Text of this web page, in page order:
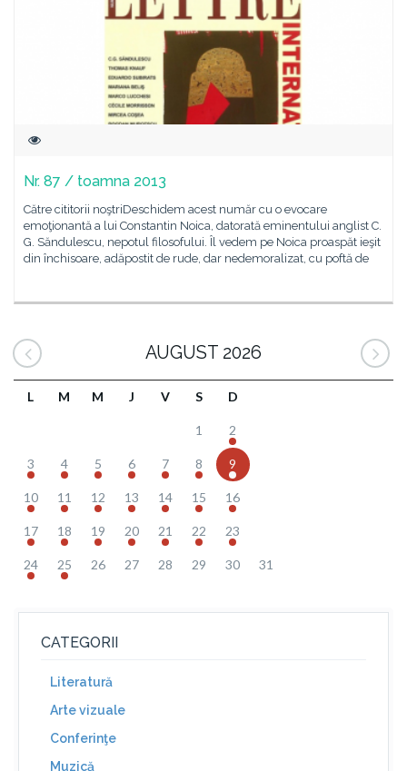
Nr. 87 / toamna 2013
Către cititorii noştriDeschidem acest număr cu o evocare
emoţionantă a lui Constantin Noica, datorată eminentului anglist C.
G. Săndulescu, nepotul filosofului. Îl vedem pe Noica proaspăt ieşit
din închisoare, adăpostit de rude, dar nedemoralizat, cu poftă de
AUGUST 2026
L M M J V S D
1 2
3 4 5 6 7 8 9
10 11 12 13 14 15 16
17 18 19 20 21 22 23
24 25 26 27 28 29 30 31
CATEGORII
Literatură
Arte vizuale
Conferinţe
Muzică